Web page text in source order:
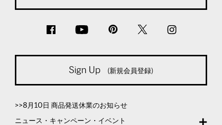
Sign Up (新規会員登録)
>>8月10日 商品発送休業のお知らせ
ニュース・キャンペーン・イベント